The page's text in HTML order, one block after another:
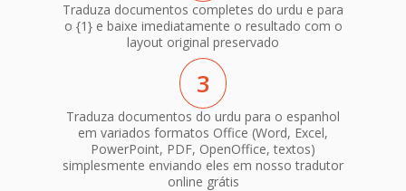
Traduza documentos completes do urdu e para
o {1} e baixe imediatamente o resultado com o
layout original preservado
3
Traduza documentos do urdu para o espanhol
em variados formatos Office (Word, Excel,
PowerPoint, PDF, OpenOffice, textos)
simplesmente enviando eles em nosso tradutor
online grátis